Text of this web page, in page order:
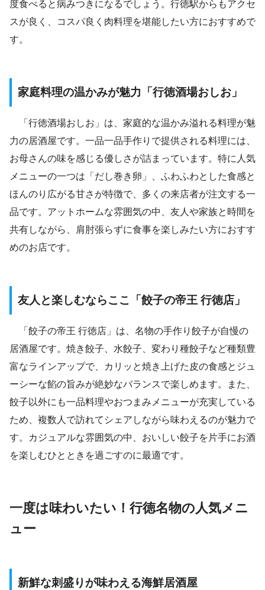
度食べると病みつきになるでしょう。行徳駅からもアクセ
スが良く、コスパ良く肉料理を堪能したい方におすすめで
す。
家庭料理の温かみが魅力「行徳酒場おしお」
「行徳酒場おしお」は、家庭的な温かみ溢れる料理が魅
力の居酒屋です。一品一品手作りで提供される料理には、
お母さんの味を感じる優しさが詰まっています。特に人気
メニューの一つは「だし巻き卵」、ふわふわとした食感と
ほんのり広がる甘さが特徴で、多くの来店者が注文する一
品です。アットホームな雰囲気の中、友人や家族と時間を
共有しながら、肩肘張らずに食事を楽しみたい方におすす
めのお店です。
友人と楽しむならここ「餃子の帝王 行徳店」
「餃子の帝王 行徳店」は、名物の手作り餃子が自慢の
居酒屋です。焼き餃子、水餃子、変わり種餃子など種類豊
富なラインアップで、カリッと焼き上げた皮の食感とジュ
ーシーな餡の旨みが絶妙なバランスで楽しめます。また、
餃子以外にも一品料理やおつまみメニューが充実している
ため、複数人で訪れてシェアしながら味わえるのが魅力で
す。カジュアルな雰囲気の中、おいしい餃子を片手にお酒
を楽しむひとときを過ごすのに最適です。
一度は味わいたい！行徳名物の人気メニ
ュー
新鮮な刺盛りが味わえる海鮮居酒屋